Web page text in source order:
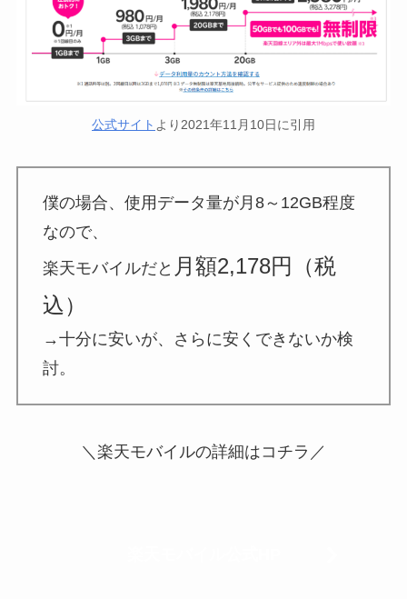
公式サイト より2021年11月10日に引用
僕の場合、使用データ量が月8～12GB程度
なので、
楽天モバイルだと 月額2,178円（税
込）
→十分に安いが、さらに安くできないか検
討。
＼楽天モバイルの詳細はコチラ／